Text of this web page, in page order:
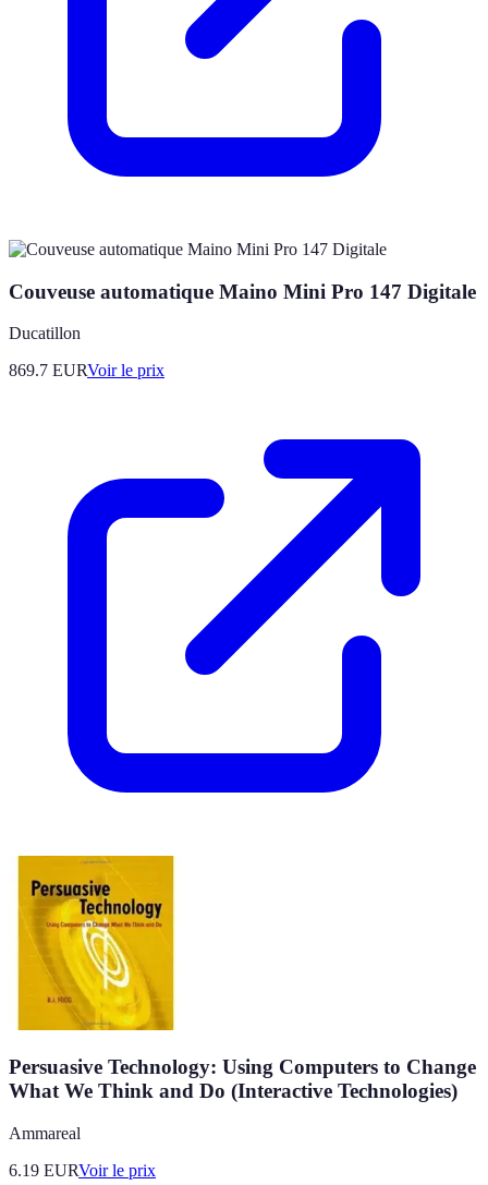
Couveuse automatique Maino Mini Pro 147 Digitale
Ducatillon
869.7 EURVoir le prix
Persuasive Technology: Using Computers to Change
What We Think and Do (Interactive Technologies)
Ammareal
6.19 EURVoir le prix